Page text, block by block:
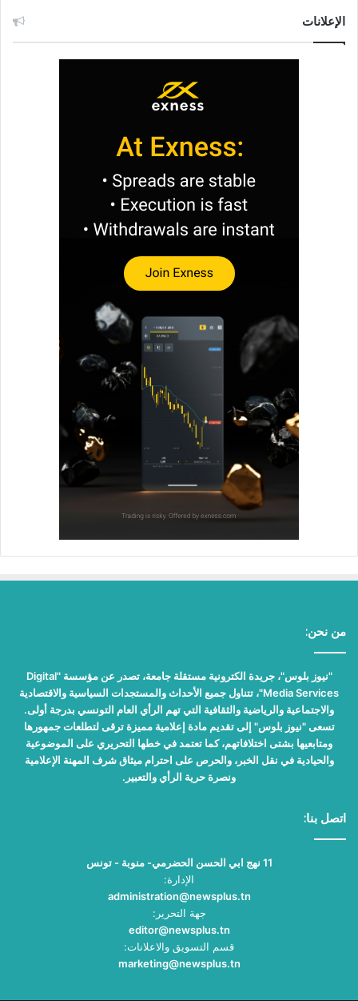
الإعلانات
من نحن:
"نيوز بلوس"، جريدة الكترونية مستقلة جامعة، تصدر عن مؤسسة "Digital
Media Services"، تتناول جميع الأحداث والمستجدات السياسية والاقتصادية
والاجتماعية والرياضية والثقافية التي تهم الرأي العام التونسي بدرجة أولى.
تسعى "نيوز بلوس" إلى تقديم مادة إعلامية مميزة ترقى لتطلعات جمهورها
ومتابعيها بشتى اختلافاتهم، كما تعتمد في خطها التحريري على الموضوعية
والحيادية في نقل الخبر، والحرص على احترام ميثاق شرف المهنة الإعلامية
ونصرة حرية الرأي والتعبير.
اتصل بنا:
11 نهج ابي الحسن الحضرمي- منوبة - تونس
الإدارة:
administration@newsplus.tn
جهة التحرير:
editor@newsplus.tn
قسم التسويق والاعلانات:
marketing@newsplus.tn